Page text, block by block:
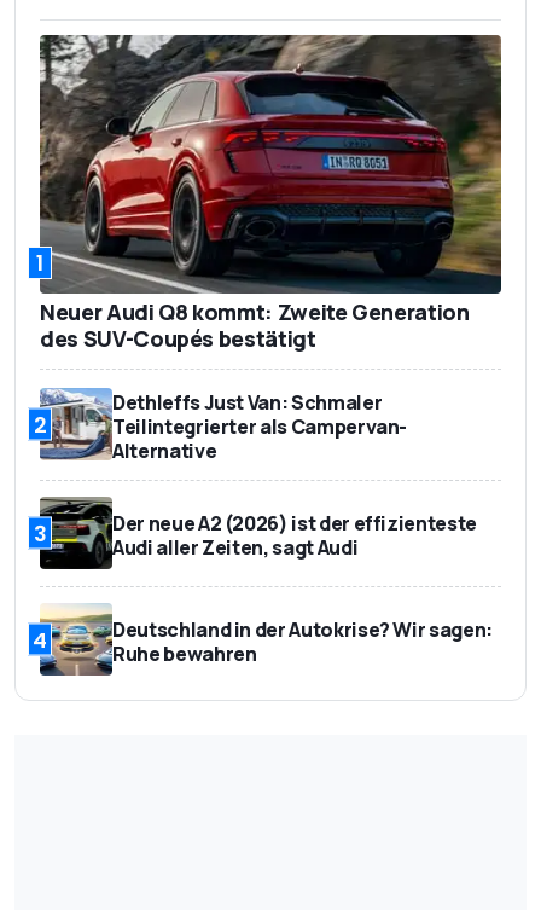
1
Neuer Audi Q8 kommt: Zweite Generation
des SUV-Coupés bestätigt
2
Dethleffs Just Van: Schmaler
Teilintegrierter als Campervan-
Alternative
3
Der neue A2 (2026) ist der effizienteste
Audi aller Zeiten, sagt Audi
4
Deutschland in der Autokrise? Wir sagen:
Ruhe bewahren